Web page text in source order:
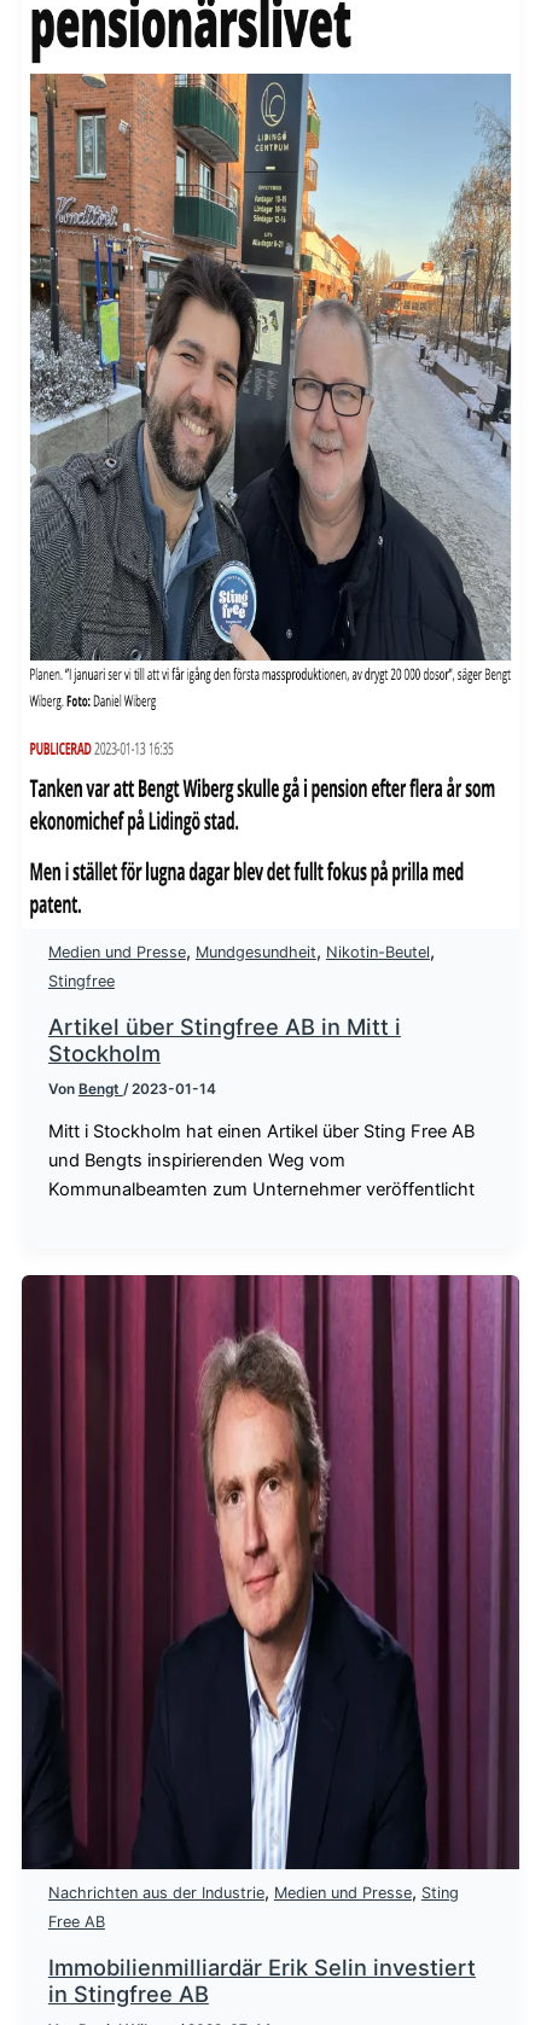
Medien und Presse, Mundgesundheit, Nikotin-Beutel,
Stingfree
Artikel über Stingfree AB in Mitt i
Stockholm
Von Bengt /2023-01-14
Mitt i Stockholm hat einen Artikel über Sting Free AB
und Bengts inspirierenden Weg vom
Kommunalbeamten zum Unternehmer veröffentlicht
Nachrichten aus der Industrie, Medien und Presse, Sting
Free AB
Immobilienmilliardär Erik Selin investiert
in Stingfree AB